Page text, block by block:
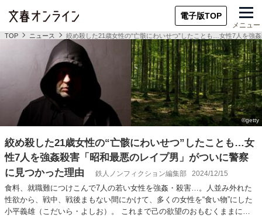
電子版TOP
メニュー
TOP ニュース 絞め殺した21歳女性の“亡骸にわいせつ”したことも…女性7人を強
絞め殺した21歳女性の“亡骸にわいせつ”したことも…女
性7人を強姦殺害「昭和最悪のレイプ男」がついに警察
に見つかった理由
鉄人ノンフィクション編集部 2024/12/15
食料、就職難につけこんで7人の若い女性を強姦・殺害…。人並み外れた
性欲から、戦中、戦後まもない間にかけて、多くの女性を“食い物”にした
小平義雄（こだいら・よしお）。 これまで己の欲望のおもむくままに犯